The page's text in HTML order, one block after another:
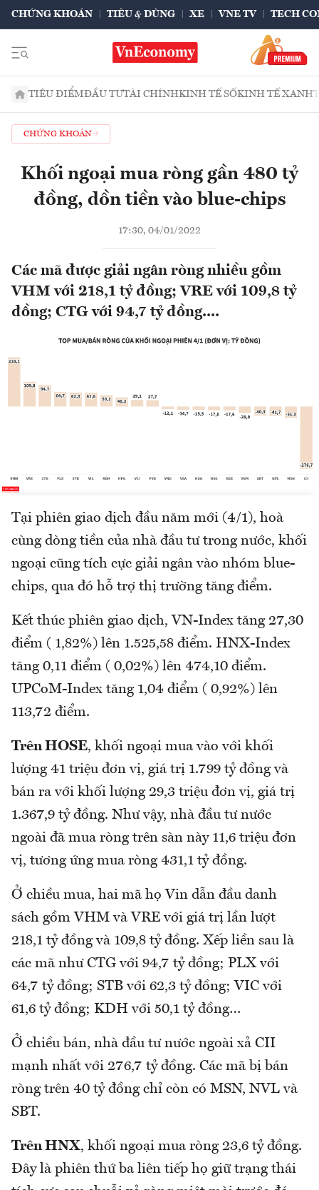
CHỨNG KHOÁN TIÊU & DÙNG XE VNE TV TECH
TIÊU ĐIỂMĐẦU TƯTÀI CHÍNHKINH TẾ SỐKINH TẾ XANH
CHỨNG KHOÁN
Khối ngoại mua ròng gần 480 tỷ
đồng, dồn tiền vào blue-chips
17:30, 04/01/2022
Các mã được giải ngân ròng nhiều gồm
VHM với 218,1 tỷ đồng; VRE với 109,8 tỷ
đồng; CTG với 94,7 tỷ đồng....
Tại phiên giao dịch đầu năm mới (4/1), hoà
cùng dòng tiền của nhà đầu tư trong nước, khối
ngoại cũng tích cực giải ngân vào nhóm blue-
chips, qua đó hỗ trợ thị trường tăng điểm.
Kết thúc phiên giao dịch, VN-Index tăng 27,30
điểm ( 1,82%) lên 1.525,58 điểm. HNX-Index
tăng 0,11 điểm ( 0,02%) lên 474,10 điểm.
UPCoM-Index tăng 1,04 điểm ( 0,92%) lên
113,72 điểm.
Trên HOSE, khối ngoại mua vào với khối
lượng 41 triệu đơn vị, giá trị 1.799 tỷ đồng và
bán ra với khối lượng 29,3 triệu đơn vị, giá trị
1.367,9 tỷ đồng. Như vậy, nhà đầu tư nước
ngoài đã mua ròng trên sàn này 11,6 triệu đơn
vị, tương ứng mua ròng 431,1 tỷ đồng.
Ở chiều mua, hai mã họ Vin dẫn đầu danh
sách gồm VHM và VRE với giá trị lần lượt
218,1 tỷ đồng và 109,8 tỷ đồng. Xếp liền sau là
các mã như CTG với 94,7 tỷ đồng; PLX với
64,7 tỷ đồng; STB với 62,3 tỷ đồng; VIC với
61,6 tỷ đồng; KDH với 50,1 tỷ đồng…
Ở chiều bán, nhà đầu tư nước ngoài xả CII
mạnh nhất với 276,7 tỷ đồng. Các mã bị bán
ròng trên 40 tỷ đồng chỉ còn có MSN, NVL và
SBT.
Trên HNX, khối ngoại mua ròng 23,6 tỷ đồng.
Đây là phiên thứ ba liên tiếp họ giữ trạng thái